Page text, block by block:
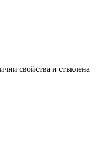
свойства и стъклена